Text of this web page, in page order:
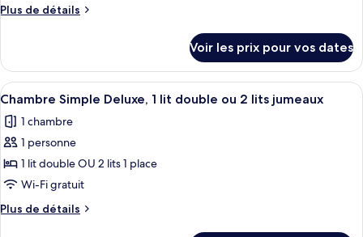
chambre :
Deluxe
Plus de détails
Plus
le
type
de
Chambre
Triple
Voir les prix pour vos dates
Afficher
toutes
les
photos
pour
ce
type
de
Une chambre d’hôtel avec un lit, un
5
Chambre Simple Deluxe, 1 lit double ou 2 lits jumeaux
1 chambre
1 personne
1 lit double OU 2 lits 1 place
Wi-Fi gratuit
Plus de détails
Plus